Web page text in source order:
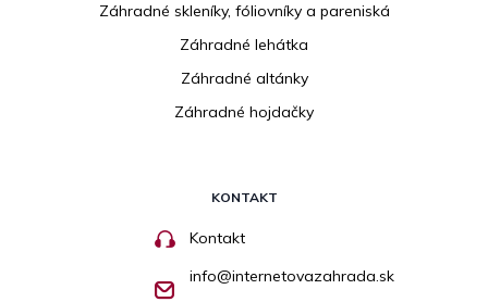
Záhradné skleníky, fóliovníky a pareniská
Záhradné lehátka
Záhradné altánky
Záhradné hojdačky
KONTAKT
Kontakt
info@internetovazahrada.sk